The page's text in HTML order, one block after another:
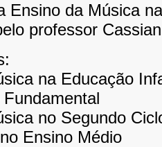
Ensino da Música
professor
na Educação
no Segundo
Ensino Médio